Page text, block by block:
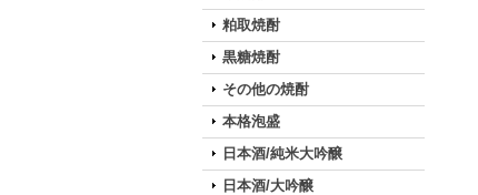
粕取焼酎
黒糖焼酎
その他の焼酎
本格泡盛
日本酒/純米大吟醸
日本酒/大吟醸